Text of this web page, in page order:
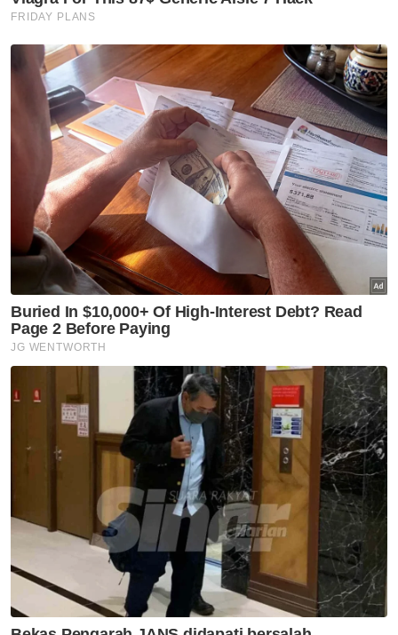
RCI TH: AMK gesa SPRM, PDRM
dalang sembunyikan maklumat
Nasional
Kebajikan tiga gajah Malaysia:
Shelter Ihsan mahu MPT
kemuka bukti, benarkan
pemeriksaan bebas
Nasional
ITE Singapura terbuka
kerjasama dengan ADTEC JTM